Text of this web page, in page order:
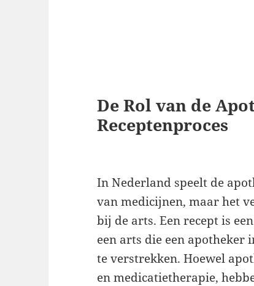
De Rol van de
Receptenproces
In Nederland speelt de
van medicijnen, maar het
bij de arts. Een recept is
een arts die een apotheker
te verstrekken. Hoewel
en medicatietherapie,